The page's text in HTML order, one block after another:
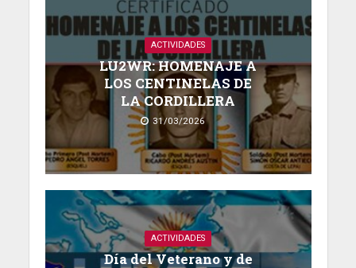
ACTIVIDADES
LU2WR: HOMENAJE A
LOS CENTINELAS DE
LA CORDILLERA
31/03/2026
ACTIVIDADES
Día del Veterano y de